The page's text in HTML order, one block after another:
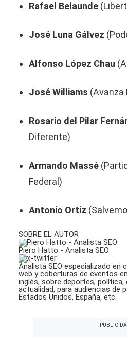
Rafael Belaunde
José Luna Gálvez
Alfonso López Chau
José Williams (Avanza
Rosario del Pilar
Diferente)
Armando Massé
Federal)
Antonio Ortiz
SOBRE EL AUTOR
Piero Hatto - Analista SEO
Analista SEO especializado en
web y coberturas de eventos
inglés, sobre deportes,
actualidad, para audiencias de
Estados Unidos, España, etc.